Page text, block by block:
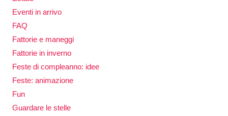
Eventi in arrivo
FAQ
Fattorie e maneggi
Fattorie in inverno
Feste di compleanno: idee
Feste: animazione
Fun
Guardare le stelle